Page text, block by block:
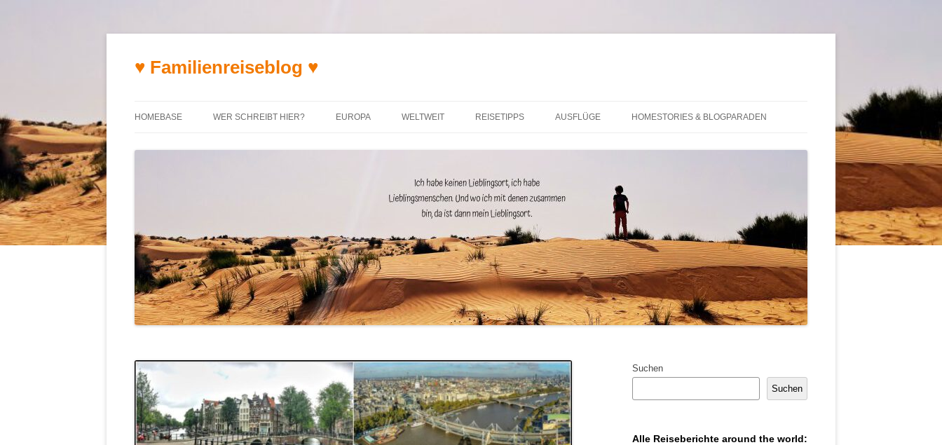
♥ Familienreiseblog ♥
HOMEBASE WER SCHREIBT HIER? EUROPA WELTWEIT REISETIPPS AUSFLÜGE HOMESTORIES & BLOGPARADEN
Suchen
Suchen
Alle Reiseberichte around the world: